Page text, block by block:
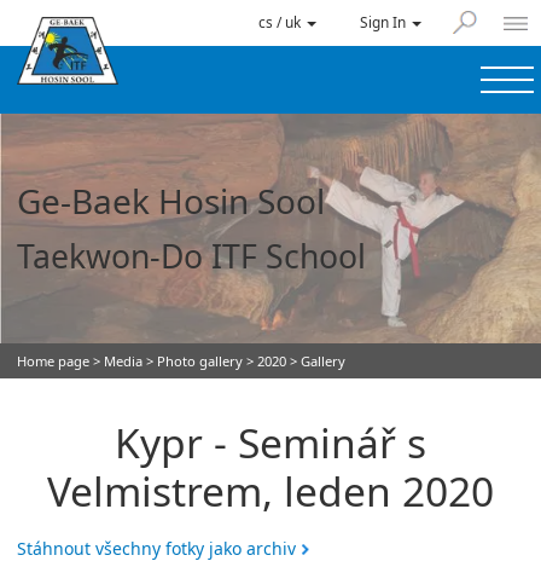
cs / uk Sign In
Ge-Baek Hosin Sool
Taekwon-Do ITF School
Home page > Media > Photo gallery > 2020 > Gallery
Kypr - Seminář s
Velmistrem, leden 2020
Stáhnout všechny fotky jako archiv